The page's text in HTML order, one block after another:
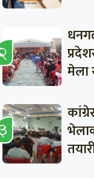
मेला